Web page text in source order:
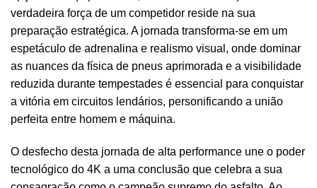
verdadeira força de um competidor reside na sua
preparação estratégica. A jornada transforma-se em um
espetáculo de adrenalina e realismo visual, onde dominar
as nuances da física de pneus aprimorada e a visibilidade
reduzida durante tempestades é essencial para conquistar
a vitória em circuitos lendários, personificando a união
perfeita entre homem e máquina.
O desfecho desta jornada de alta performance une o poder
tecnológico do 4K a uma conclusão que celebra a sua